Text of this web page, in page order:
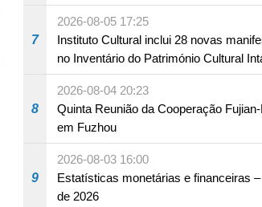
produto com substâncias
ocidentais
7
2026-08-05 17:25
Instituto Cultural inclui 28 novas
no Inventário do Património Cultural
8
2026-08-04 20:23
Quinta Reunião da Cooperação
em Fuzhou
9
2026-08-03 16:00
Estatísticas monetárias e financeiras
de 2026